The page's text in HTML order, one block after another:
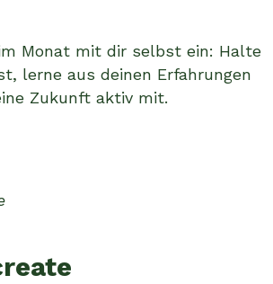
Monat mit dir selbst ein: Halte
lerne aus deinen Erfahrungen
Zukunft aktiv mit.